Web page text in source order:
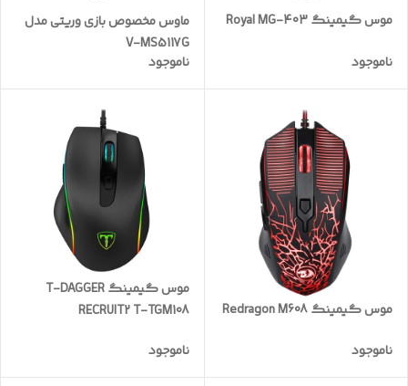
موس گیمینگ Royal MG-403
ناموجود
ماوس مخصوص بازی وریتی مدل
V-MS5117G
ناموجود
موس گیمینگ Redragon M608
ناموجود
موس گیمینگ T-DAGGER
RECRUIT2 T-TGM108
ناموجود